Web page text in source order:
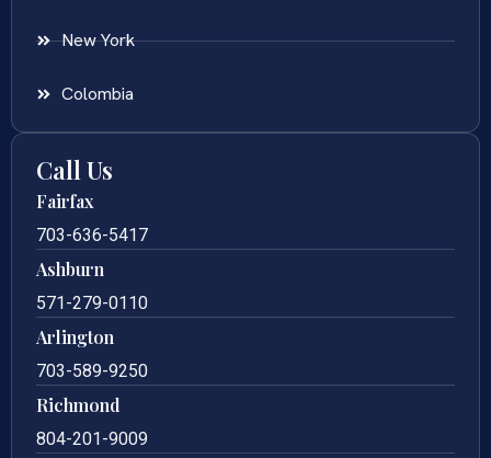
New York
Colombia
Call Us
Fairfax
703-636-5417
Ashburn
571-279-0110
Arlington
703-589-9250
Richmond
804-201-9009